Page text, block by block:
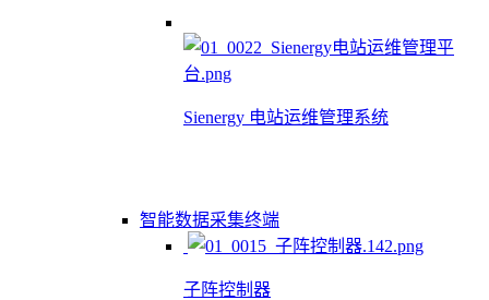
Sienergy 电站运维管理系统
智能数据采集终端
子阵控制器